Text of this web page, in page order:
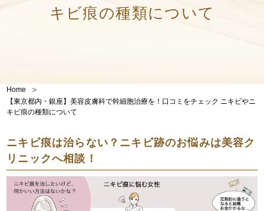
キビ痕の種類について
Home >
【東京都内・銀座】美容皮膚科で幹細胞治療を！口コミをチェック ニキビやニ
キビ痕の種類について
ニキビ痕は治らない？ニキビ跡のお悩みは美容ク
リニックへ相談！